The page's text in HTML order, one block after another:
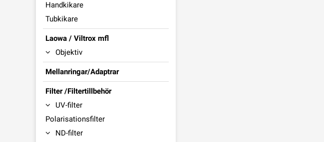
Handkikare
Tubkikare
Laowa / Viltrox mfl
Objektiv
Mellanringar/Adaptrar
Filter /Filtertillbehör
UV-filter
Polarisationsfilter
ND-filter